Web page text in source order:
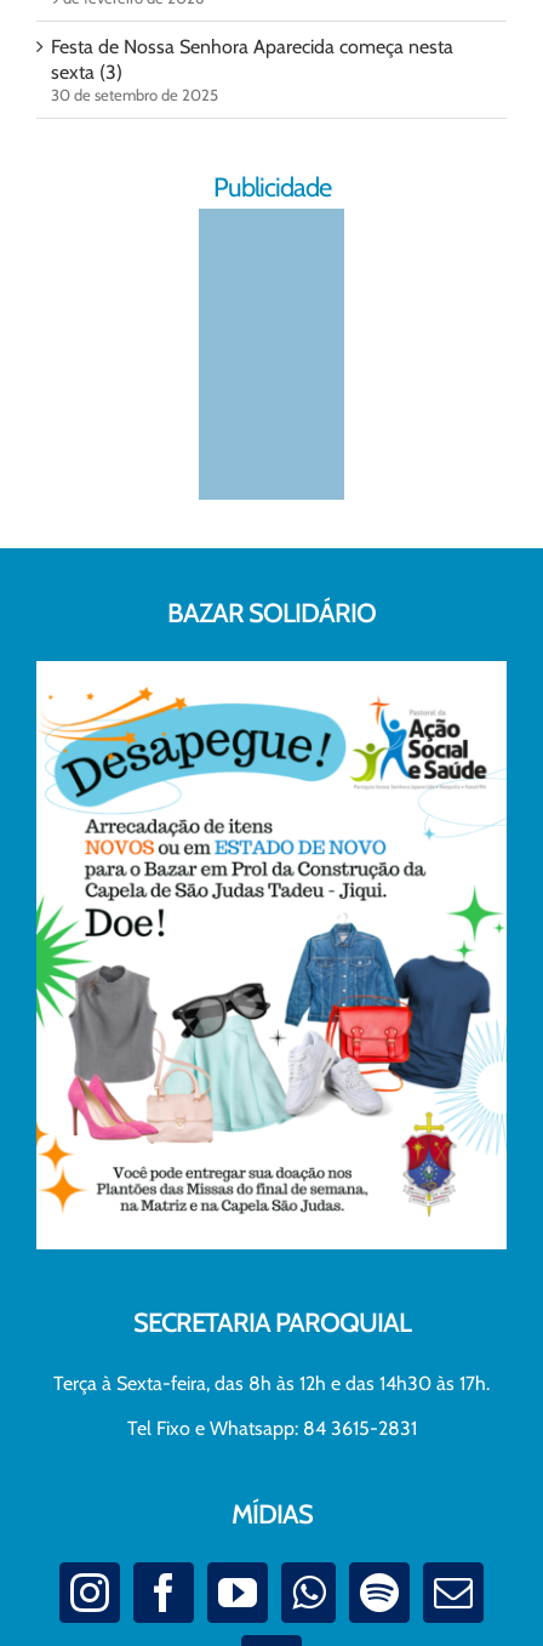
Festa de Nossa Senhora Aparecida começa nesta
sexta (3)
30 de setembro de 2025
Publicidade
BAZAR SOLIDÁRIO
SECRETARIA PAROQUIAL
Terça à Sexta-feira, das 8h às 12h e das 14h30 às 17h.
Tel Fixo e Whatsapp: 84 3615-2831
MÍDIAS